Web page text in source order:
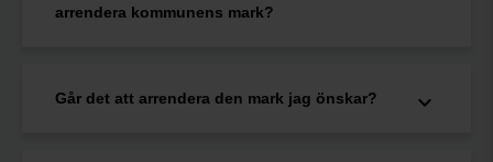
arrendera kommunens mark?
Går det att arrendera den mark jag önskar?